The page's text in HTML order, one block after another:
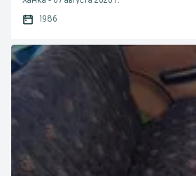
1986